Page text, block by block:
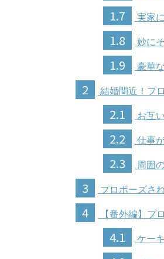
1.7 実家
1.8 妙に
1.9 豪華
2 結婚間近！プ
2.1 お互
2.2 仕事
2.3 周囲
3 プロポーズさ
4 【番外編】プ
4.1 ケー